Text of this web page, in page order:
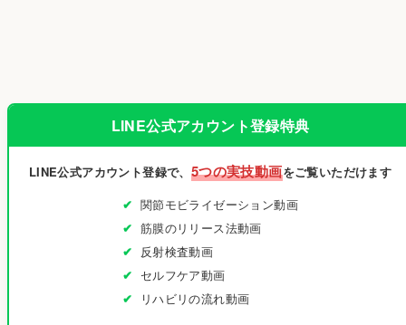
LINE公式アカウント登録特典
LINE公式アカウント登録で、 5つの実技動画をご覧いただけます
関節モビライゼーション動画
筋膜のリリース法動画
反射検査動画
セルフケア動画
リハビリの流れ動画